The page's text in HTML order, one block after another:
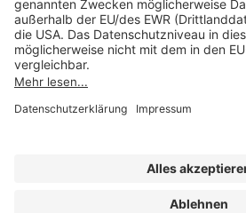
Impressum
Datenschutz
AGB und Lizenzbedingungen
Erklärung zur Barrierefreiheit